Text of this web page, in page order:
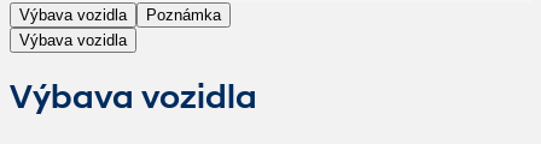
Výbava vozidla
Poznámka
Výbava vozidla
Výbava vozidla